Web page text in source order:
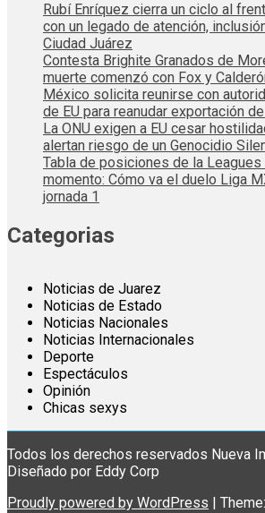
Rubí Enríquez cierra un ciclo al
con un legado de atención,
Ciudad Juárez
Contesta Brighite Granados de
muerte comenzó con Fox y
México solicita reunirse con
de EU para reanudar exportación
La ONU exigen a EU cesar
alertan riesgo de un Genocidio
Tabla de posiciones de la Leagues
momento: Cómo va el duelo Liga
jornada 1
Categorias
Noticias de Juarez
Noticias de Estado
Noticias Nacionales
Noticias Internacionales
Deporte
Espectáculos
Opinión
Chicas sexys
Todos los derechos reservados Nueva
Diseñado por Eddy Corp
Proudly powered by WordPress